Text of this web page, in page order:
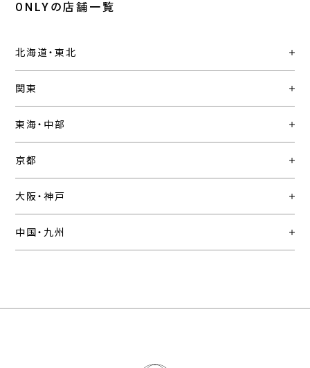
ONLYの店舗一覧
北海道・東北
関東
東海・中部
京都
大阪・神戸
中国・九州